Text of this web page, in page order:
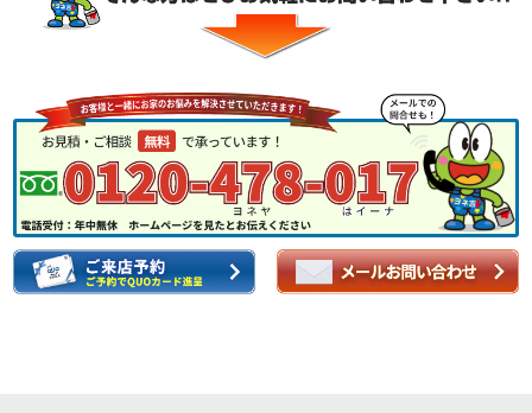
ヨネヤがお客様から選ばれる10の
理由
リフォームローン
工場倉庫改修 アパート・マンション修繕
見積もりシミュレーション